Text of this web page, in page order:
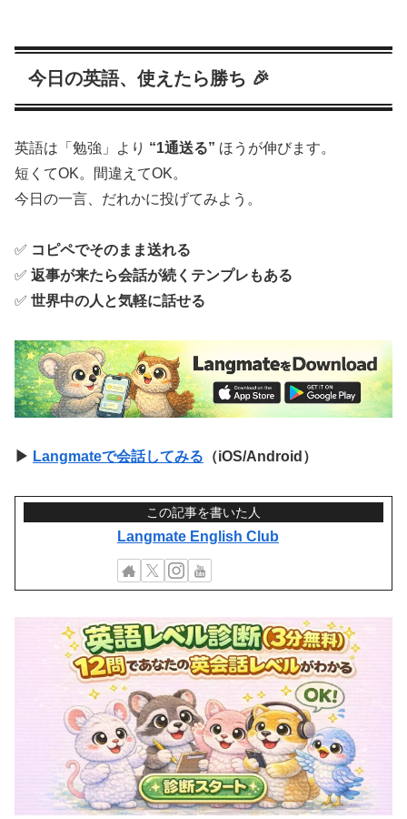
今日の英語、使えたら勝ち 🎉
英語は「勉強」より “1通送る” ほうが伸びます。
短くてOK。間違えてOK。
今日の一言、だれかに投げてみよう。
✅ コピペでそのまま送れる
✅ 返事が来たら会話が続くテンプレもある
✅ 世界中の人と気軽に話せる
▶ Langmateで会話してみる （iOS/Android）
この記事を書いた人
Langmate English Club